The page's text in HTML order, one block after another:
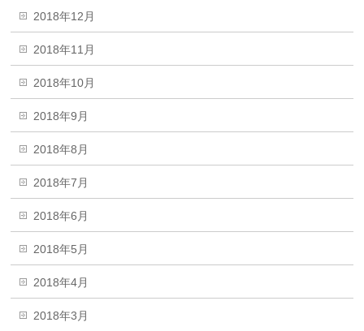
2018年12月
2018年11月
2018年10月
2018年9月
2018年8月
2018年7月
2018年6月
2018年5月
2018年4月
2018年3月